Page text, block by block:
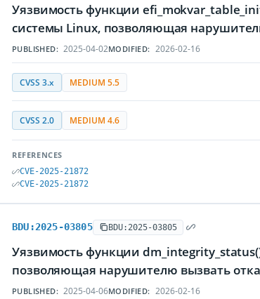
Уязвимость функции
системы Linux, позволяющая
PUBLISHED: 2025-04-02MODIFIED: 2026-02-16
CVSS 3.x MEDIUM 5.5
CVSS 2.0 MEDIUM 4.6
REFERENCES
CVE-2025-21872
CVE-2025-21872
BDU:2025-03805 BDU:2025-03805
Уязвимость функции
позволяющая нарушителю вызвать
PUBLISHED: 2025-04-06MODIFIED: 2026-02-16